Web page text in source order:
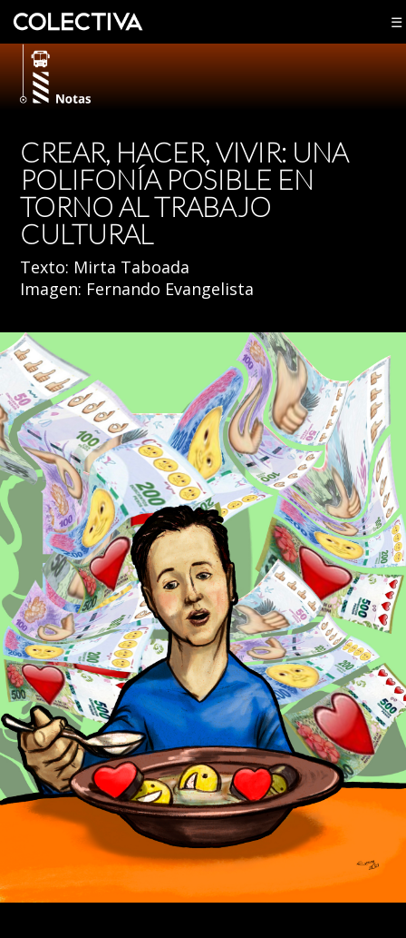
☰
CREAR, HACER, VIVIR: UNA
POLIFONÍA POSIBLE EN
TORNO AL TRABAJO
CULTURAL
Texto: Mirta Taboada
Imagen: Fernando Evangelista